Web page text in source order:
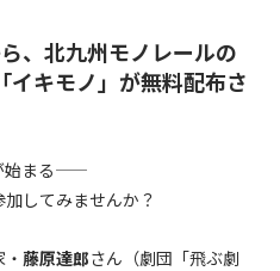
、北九州モノレールの
イキモノ」が無料配布さ
始まる——
してみませんか？
藤原達郎さん（劇団「飛ぶ劇